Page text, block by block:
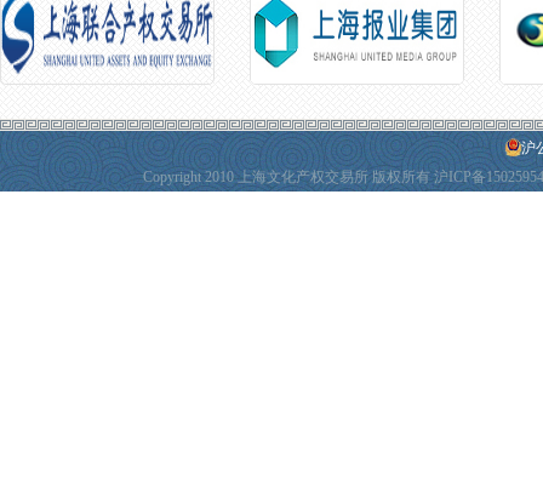
沪
Copyright 2010 上海文化产权交易所 版权所有沪ICP备